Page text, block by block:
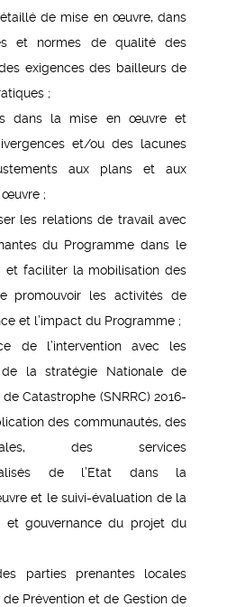
de mise en œuvre, dans
et normes de qualité des
exigences des bailleurs de
;
dans la mise en œuvre et
et/ou des lacunes
aux plans et aux
œuvre ;
les relations de travail avec
du Programme dans le
et faciliter la mobilisation des
promouvoir les activités de
et l’impact du Programme ;
de l’intervention avec les
de la stratégie Nationale de
Catastrophe (SNRRC) 2016-
des communautés, des
des services
de l’Etat dans la
et le suivi-évaluation de la
et gouvernance du projet du
parties prenantes locales
Prévention et de Gestion de